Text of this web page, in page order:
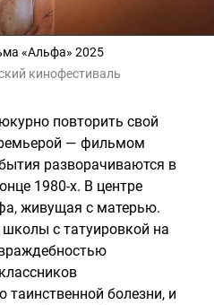
«Альфа» 2025
кинофестиваль
повторить свой
— фильмом
разворачиваются в
1980-х. В центре
живущая с матерью.
с татуировкой на
таинственной болезни, и